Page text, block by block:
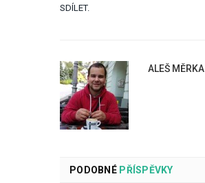
SDÍLET.
ALEŠ MĚRKA
PODOBNÉPŘÍSPĚVKY